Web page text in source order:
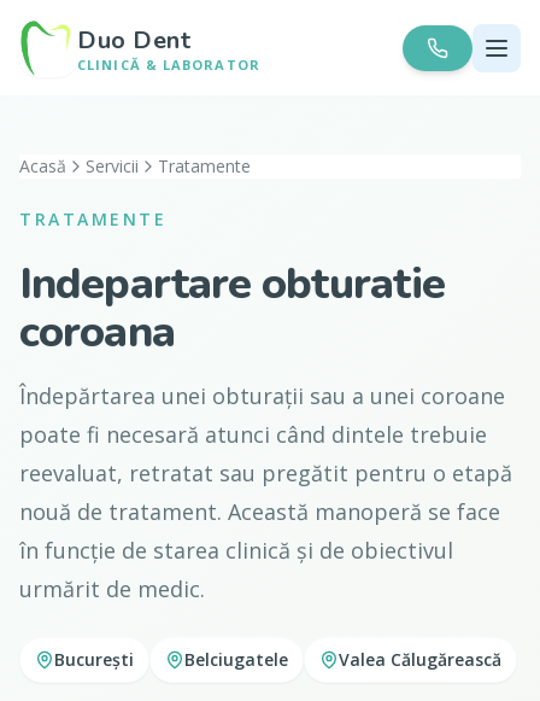
Duo Dent
CLINICĂ & LABORATOR
Acasă Servicii Tratamente
TRATAMENTE
Indepartare obturatie
coroana
Îndepărtarea unei obturații sau a unei coroane
poate fi necesară atunci când dintele trebuie
reevaluat, retratat sau pregătit pentru o etapă
nouă de tratament. Această manoperă se face
în funcție de starea clinică și de obiectivul
urmărit de medic.
București Belciugatele Valea Călugărească